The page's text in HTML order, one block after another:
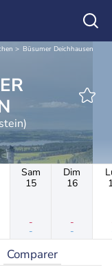
Büsumer Deichhausen
Sam
15
-
-
Dim
16
-
-
Comparer